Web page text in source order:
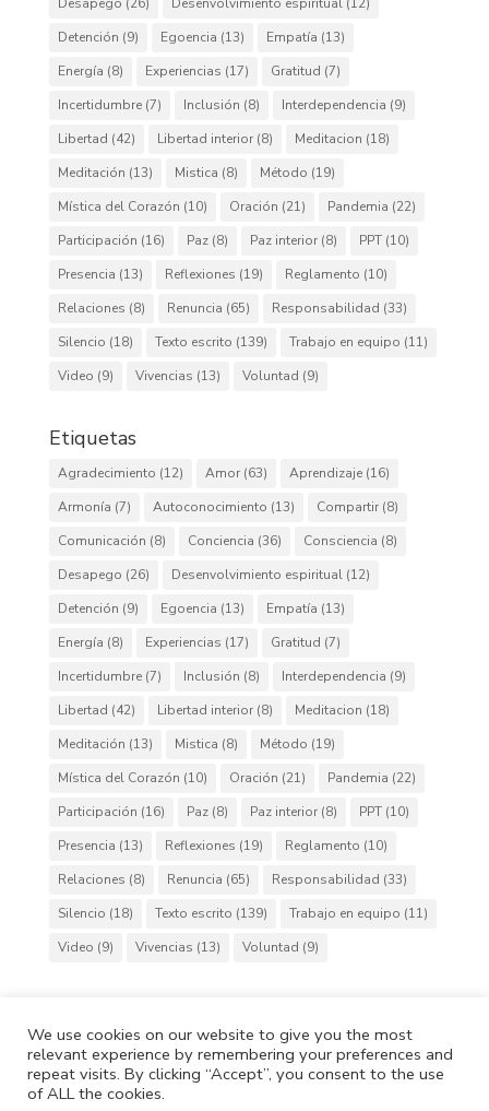
Detención (9) Egoencia (13) Empatía (13)
Energía (8) Experiencias (17) Gratitud (7)
Incertidumbre(7) Inclusión (8) Interdependencia (9)
Libertad (42) Libertad interior(8) Meditacion (18)
Meditación (13) Mistica (8) Método (19)
Mística del Corazón (10) Oración (21) Pandemia (22)
Participación (16) Paz(8) Paz interior(8) PPT(10)
Presencia (13) Reflexiones (19) Reglamento (10)
Relaciones (8) Renuncia (65) Responsabilidad (33)
Silencio (18) Texto escrito (139) Trabajo en equipo (11)
Video (9) Vivencias (13) Voluntad (9)
Etiquetas
Agradecimiento (12) Amor(63) Aprendizaje(16)
Armonía (7) Autoconocimiento (13) Compartir(8)
Comunicación (8) Conciencia (36) Consciencia (8)
Desapego (26) Desenvolvimiento espiritual(12)
Detención (9) Egoencia (13) Empatía (13)
Energía (8) Experiencias (17) Gratitud (7)
Incertidumbre(7) Inclusión (8) Interdependencia (9)
Libertad (42) Libertad interior(8) Meditacion (18)
Meditación (13) Mistica (8) Método (19)
Mística del Corazón (10) Oración (21) Pandemia (22)
Participación (16) Paz(8) Paz interior(8) PPT(10)
Presencia (13) Reflexiones (19) Reglamento (10)
Relaciones (8) Renuncia (65) Responsabilidad (33)
Silencio (18) Texto escrito (139) Trabajo en equipo (11)
Video (9) Vivencias (13) Voluntad (9)
Cafh.org Cafh App
Contactos
Política de Privacidad
Política de Cookies
We use cookies on our website to give you the most
relevant experience by remembering your preferences and
repeat visits. By clicking “Accept”, you consent to the use
of ALL the cookies.